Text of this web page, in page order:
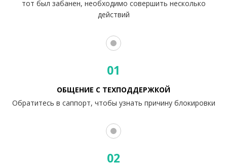
тот был забанен, необходимо совершить несколько
действий
01
ОБЩЕНИЕ С ТЕХПОДДЕРЖКОЙ
Обратитесь в саппорт, чтобы узнать причину блокировки
02